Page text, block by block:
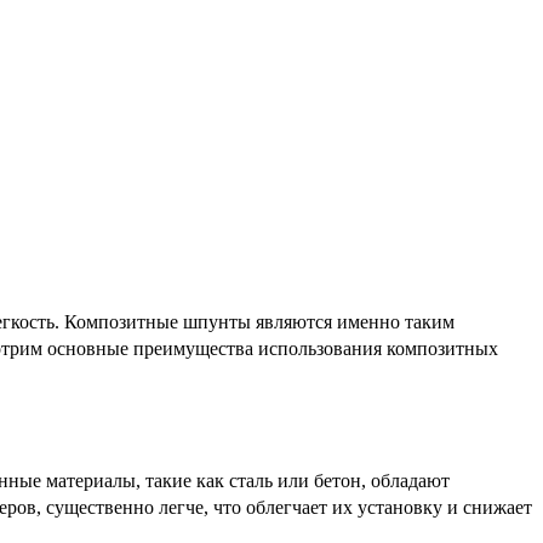
Композитные шпунты являются именно таким
основные преимущества использования композитных
материалы, такие как сталь или бетон, обладают
существенно легче, что облегчает их установку и снижает